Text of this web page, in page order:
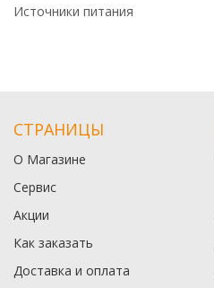
Источники питания
СТРАНИЦЫ
О Магазине
Сервис
Акции
Как заказать
Доставка и оплата